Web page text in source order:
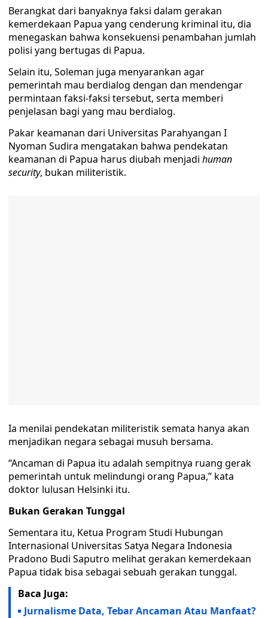
Berangkat dari banyaknya faksi dalam gerakan
kemerdekaan Papua yang cenderung kriminal itu, dia
menegaskan bahwa konsekuensi penambahan jumlah
polisi yang bertugas di Papua.
Selain itu, Soleman juga menyarankan agar
pemerintah mau berdialog dengan dan mendengar
permintaan faksi-faksi tersebut, serta memberi
penjelasan bagi yang mau berdialog.
Pakar keamanan dari Universitas Parahyangan I
Nyoman Sudira mengatakan bahwa pendekatan
keamanan di Papua harus diubah menjadi human
security, bukan militeristik.
Ia menilai pendekatan militeristik semata hanya akan
menjadikan negara sebagai musuh bersama.
“Ancaman di Papua itu adalah sempitnya ruang gerak
pemerintah untuk melindungi orang Papua,” kata
doktor lulusan Helsinki itu.
Bukan Gerakan Tunggal
Sementara itu, Ketua Program Studi Hubungan
Internasional Universitas Satya Negara Indonesia
Pradono Budi Saputro melihat gerakan kemerdekaan
Papua tidak bisa sebagai sebuah gerakan tunggal.
Baca Juga:
Jurnalisme Data, Tebar Ancaman Atau Manfaat?